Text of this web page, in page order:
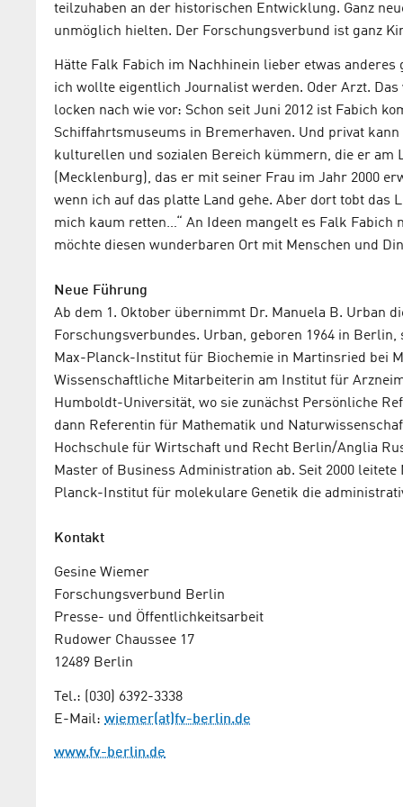
teilzuhaben an der historischen Entwicklung. Ganz
unmöglich hielten. Der Forschungsverbund ist ganz
Hätte Falk Fabich im Nachhinein lieber etwas anderes
ich wollte eigentlich Journalist werden. Oder Arzt.
locken nach wie vor: Schon seit Juni 2012 ist Fabich
Schiffahrtsmuseums in Bremerhaven. Und privat
kulturellen und sozialen Bereich kümmern, die er am
(Mecklenburg), das er mit seiner Frau im Jahr 2000
wenn ich auf das platte Land gehe. Aber dort tobt das
mich kaum retten…“ An Ideen mangelt es Falk Fabich
möchte diesen wunderbaren Ort mit Menschen und
Neue Führung
Ab dem 1. Oktober übernimmt Dr. Manuela B. Urban
Forschungsverbundes. Urban, geboren 1964 in
Max-Planck-Institut für Biochemie in Martinsried bei
Wissenschaftliche Mitarbeiterin am Institut für
Humboldt-Universität, wo sie zunächst Persönliche
dann Referentin für Mathematik und
Hochschule für Wirtschaft und Recht Berlin/Anglia
Master of Business Administration ab. Seit 2000
Planck-Institut für molekulare Genetik die
Kontakt
Gesine Wiemer
Forschungsverbund Berlin
Presse- und Öffentlichkeitsarbeit
Rudower Chaussee 17
12489 Berlin
Tel.: (030) 6392-3338
E-Mail: wiemer(at)fv-berlin.de
www.fv-berlin.de